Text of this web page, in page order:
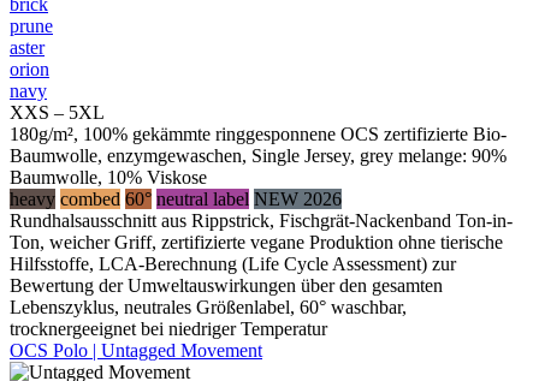
prune
aster
orion
navy
XXS – 5XL
180g/m², 100% gekämmte ringgesponnene OCS zertifizierte Bio-
Baumwolle, enzymgewaschen, Single Jersey, grey melange: 90%
Baumwolle, 10% Viskose
heavy combed 60° neutral label NEW 2026
Rundhalsausschnitt aus Rippstrick, Fischgrät-Nackenband Ton-in-
Ton, weicher Griff, zertifizierte vegane Produktion ohne tierische
Hilfsstoffe, LCA-Berechnung (Life Cycle Assessment) zur
Bewertung der Umweltauswirkungen über den gesamten
Lebenszyklus, neutrales Größenlabel, 60° waschbar,
trocknergeeignet bei niedriger Temperatur
OCS Polo | Untagged Movement